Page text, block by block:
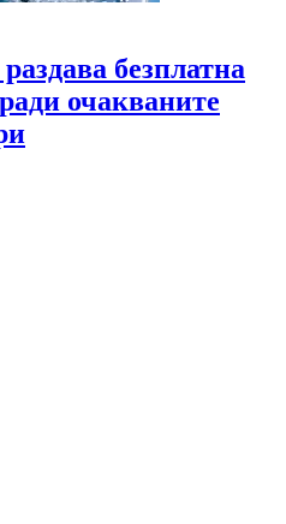
безплатна
очакваните